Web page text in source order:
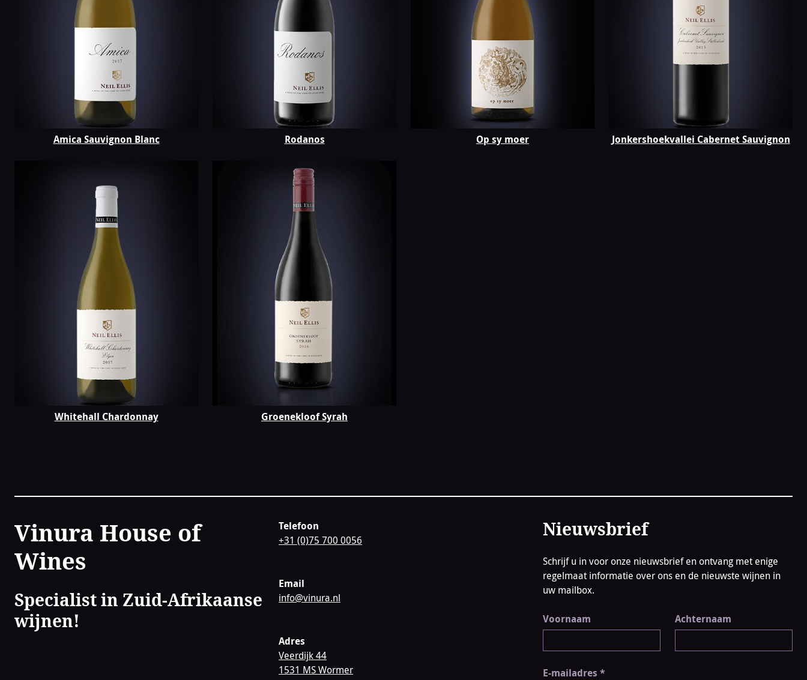
Amica Sauvignon Blanc Rodanos Op sy moer Jonkershoekvallei Cabernet Sauvignon
Whitehall Chardonnay Groenekloof Syrah
Contact
Vinura House of
Wines
Specialist in Zuid-Afrikaanse
wijnen!
Telefoon
+31 (0)75 700 0056
Email
info@vinura.nl
Adres
Veerdijk 44
1531 MS Wormer
Nieuwsbrief
Schrijf u in voor onze nieuwsbrief en ontvang met enige
regelmaat informatie over ons en de nieuwste wijnen in
uw mailbox.
Voornaam Achternaam
E-mailadres *